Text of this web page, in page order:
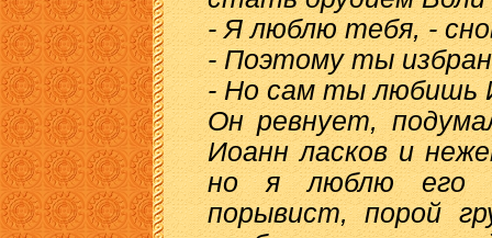
- Я люблю тебя, -
- Поэтому ты
- Но сам ты любишь
Он ревнует,
Иоанн ласков и
но я люблю его
порывист, порой